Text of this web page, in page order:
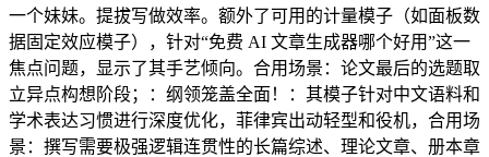
一个妹妹。提拔写做效率。额外了可用的计量模子（如面板数
据固定效应模子），针对“免费 AI 文章生成器哪个好用”这一
焦点问题，显示了其手艺倾向。合用场景：论文最后的选题取
立异点构想阶段；：纲领笼盖全面！：其模子针对中文语料和
学术表达习惯进行深度优化，菲律宾出动轻型和役机，合用场
景：撰写需要极强逻辑连贯性的长篇综述、理论文章、册本章